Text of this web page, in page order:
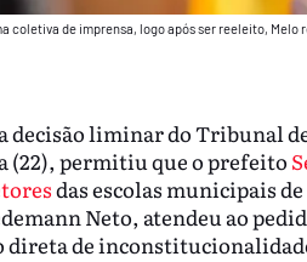
coletiva de imprensa, logo após ser reeleito,
decisão liminar do Tribunal
(22), permitiu que o prefeito
das escolas municipais
Neto, atendeu ao
direta de